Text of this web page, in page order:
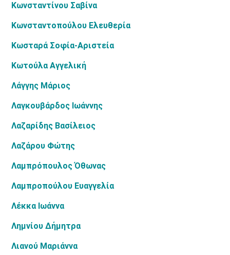
Κωνσταντίνου Σαβίνα
Κωνσταντοπούλου Ελευθερία
Κωσταρά Σοφία-Αριστεία
Κωτούλα Αγγελική
Λάγγης Μάριος
Λαγκουβάρδος Ιωάννης
Λαζαρίδης Βασίλειος
Λαζάρου Φώτης
Λαμπρόπουλος Όθωνας
Λαμπροπούλου Ευαγγελία
Λέκκα Ιωάννα
Λημνίου Δήμητρα
Λιανού Μαριάννα